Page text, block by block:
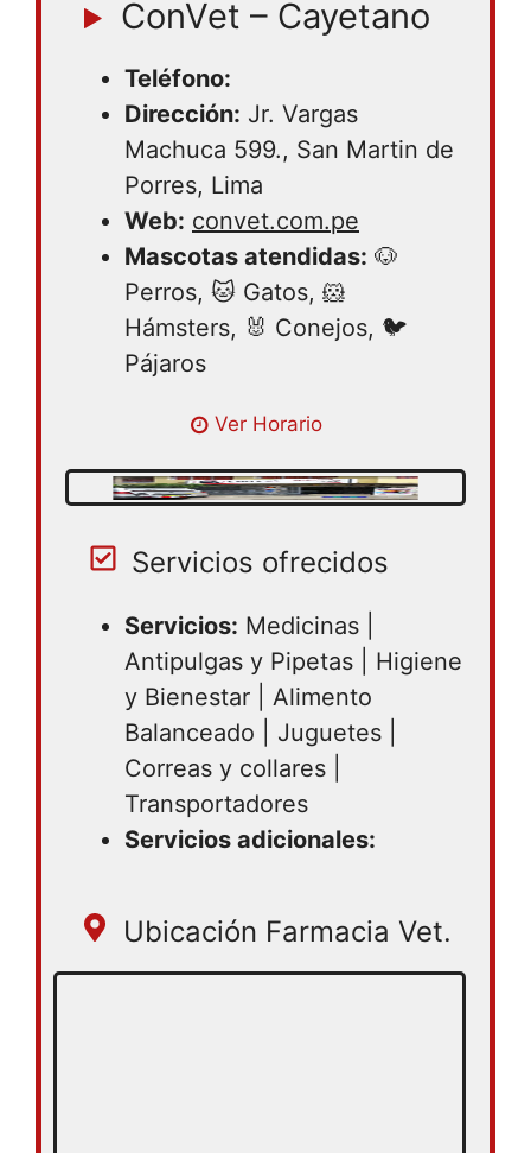
ConVet – Cayetano
Teléfono:
Dirección: Jr. Vargas
Machuca 599., San Martin de
Porres, Lima
Web: convet.com.pe
Mascotas atendidas: 🐶
Perros, 🐱 Gatos, 🐹
Hámsters, 🐰 Conejos, 🐦
Pájaros
Lunes 08:30 – 18:00 | Martes 08:30 –
08:30 – 18:00 | Viernes 08:30 – 18:00 |
Sábado 08:30 – 18:00 | Domingo cerrado
Ver Horario
Servicios ofrecidos
Servicios: Medicinas |
Antipulgas y Pipetas | Higiene
y Bienestar | Alimento
Balanceado | Juguetes |
Correas y collares |
Transportadores
Servicios adicionales:
Ubicación Farmacia Vet.